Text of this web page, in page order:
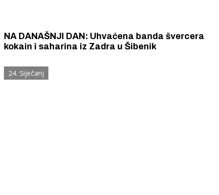
NA DANAŠNJI DAN: Uhvaćena banda švercera
kokain i saharina iz Zadra u Šibenik
24. Siječanj